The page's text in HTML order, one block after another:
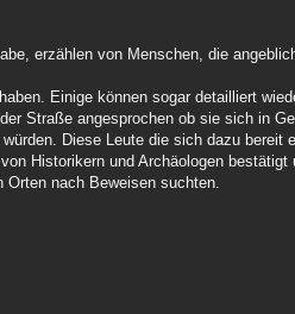
erzählen von Menschen, die
Einige können sogar detailliert
Straße angesprochen ob sie sich in
Diese Leute die sich dazu bereit
Historikern und Archäologen
Orten nach Beweisen suchten.